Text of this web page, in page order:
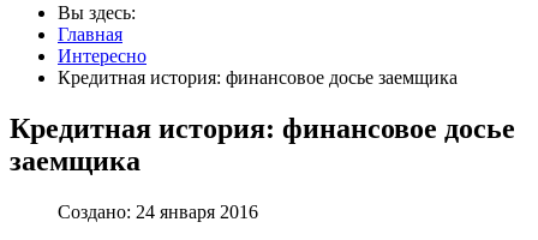
Вы здесь:
Главная
Интересно
Кредитная история: финансовое досье заемщика
Кредитная история: финансовое досье
заемщика
Создано: 24 января 2016